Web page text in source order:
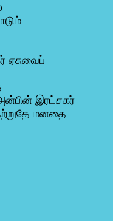
ஏசுவைப்
இரட்சகர்
மனதை